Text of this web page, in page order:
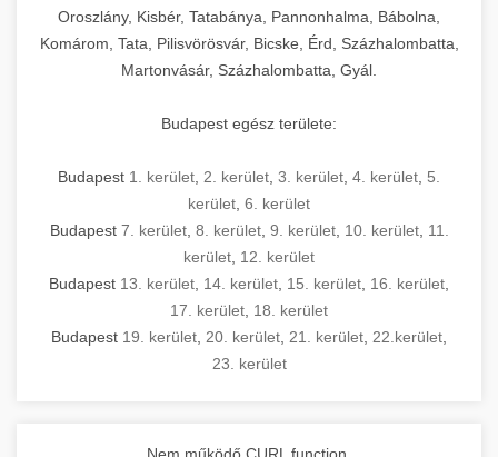
Oroszlány, Kisbér, Tatabánya, Pannonhalma, Bábolna,
Komárom, Tata, Pilisvörösvár, Bicske, Érd, Százhalombatta,
Martonvásár, Százhalombatta, Gyál.
Budapest egész területe:
Budapest 1. kerület 2. kerület 3. kerület 4. kerület 5.
kerület 6. kerület
Budapest 7. kerület, 8. kerület, 9. kerület, 10. kerület, 11.
kerület 12. kerület
Budapest 13. kerület 14. kerület 15. kerület 16. kerület
17. kerület 18. kerület
Budapest 19. kerület 20. kerület 21. kerület 22.kerület
23. kerület